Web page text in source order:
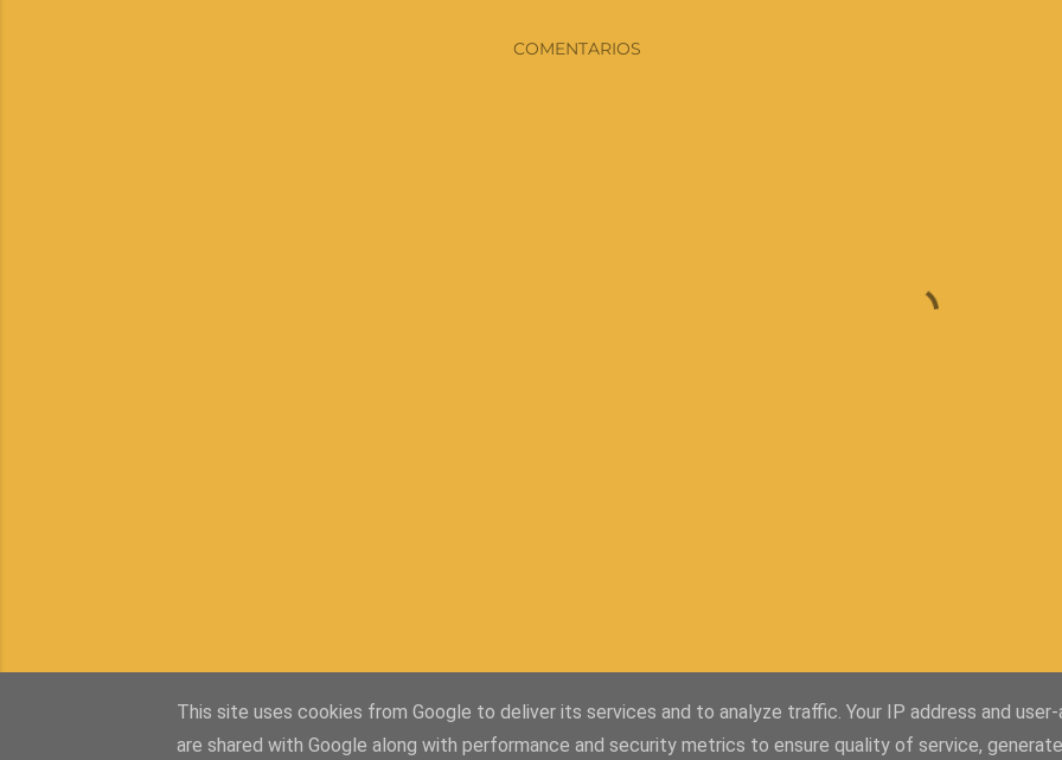
COMENTARIOS
Con la tecnología de Blogger
This site uses cookies from Google to deliver its services and to analyze traffic. Your IP address and
are shared with Google along with performance and security metrics to ensure quality of service,